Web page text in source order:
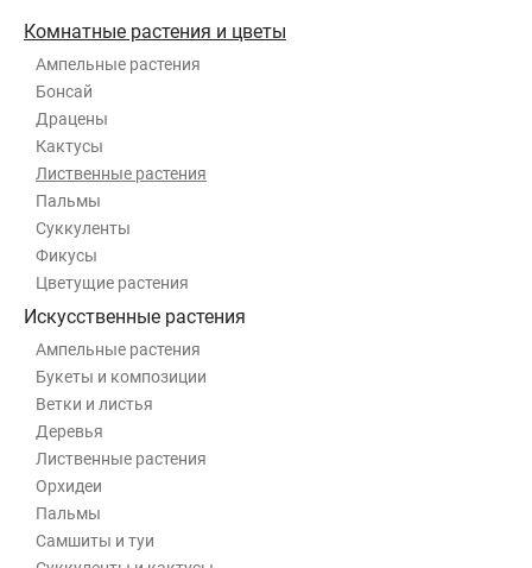
Комнатные растения и цветы
Ампельные растения
Бонсай
Драцены
Кактусы
Лиственные растения
Пальмы
Суккуленты
Фикусы
Цветущие растения
Искусственные растения
Ампельные растения
Букеты и композиции
Ветки и листья
Деревья
Лиственные растения
Орхидеи
Пальмы
Самшиты и туи